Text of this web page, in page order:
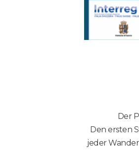
Der
Den ersten
jeder